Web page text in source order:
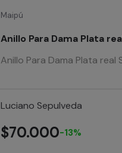
Maipú
Anillo Para Dama Plata
Anillo Para Dama Plata real
Luciano Sepulveda
$70.000-13%